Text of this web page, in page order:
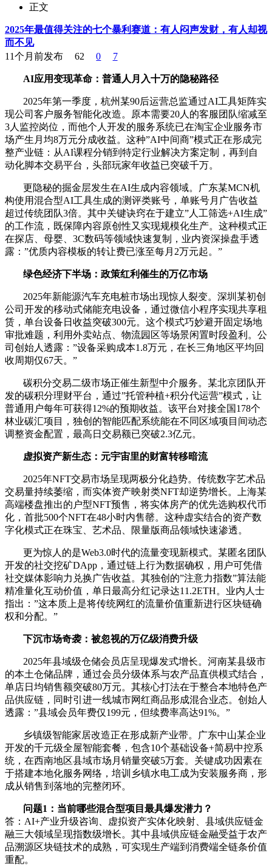
正文
2025年最值得关注的七个暴利赛道：有人闷声发财，有人却视
而不见
11个月前发布
62 0 7
AI应用变现革命：普通人月入十万的隐秘路径
2025年第一季度，杭州某90后运营总监通过AI工具矩阵实
现公司客户服务智能化改造。原本需要20人的客服团队缩减至
3人监控岗位，而他个人开发的服务系统已在淘宝企业服务市
场产生月均8万元分成收益。这种”AI中间商”模式正在形成完
整产业链：从AI课程分销到特定行业解决方案定制，再到自
动化脚本交易平台，头部玩家年收益已突破千万。
更隐秘的掘金层发生在AI生成内容领域。广东某MCN机
构使用混合型AI工具生成的测评类账号，单账号月广告收益
超过传统团队3倍。其中关键诀窍在于建立”人工筛选+AI生成”
的工作流，既保障内容原创性又实现规模化生产。这种模式正
在探店、母婴、3C数码等领域快速复制，业内资深操盘手透
露：”优质内容模板的转让费已涨至每月2万元起。”
绿色经济下半场：政策红利催生的万亿市场
2025年新能源汽车充电桩市场出现惊人裂变。深圳某初创
公司开发的移动式储能充电设备，通过微信小程序实现共享租
赁，单台设备日收益突破300元。这个模式巧妙避开固定场地
审批难题，利用外卖站点、物流园区等场景闲置时段盈利。公
司创始人透露：”设备采购成本1.8万元，在长三角地区平均回
收周期仅67天。”
碳积分交易二级市场正催生新型中介服务。某北京团队开
发的碳积分理财平台，通过”托管种植+积分代运营”模式，让
普通用户每年可获得12%的预期收益。该平台对接全国178个
林业碳汇项目，独创的智能匹配系统能在不同区域项目间动态
调整资金配置，最高日交易额已突破2.3亿元。
虚拟资产新生态：元宇宙里的财富转移暗流
2025年NFT交易市场呈现两极分化趋势。传统数字艺术品
交易量持续萎缩，而实体资产映射类NFT却逆势增长。上海某
高端楼盘推出的户型NFT预售，将实体房产的优先选购权代币
化，首批500个NFT在48小时内售罄。这种虚实结合的资产数
字化模式正在珠宝、艺术品、限量版商品领域快速渗透。
更为惊人的是Web3.0时代的流量变现新模式。某匿名团队
开发的社交挖矿DApp，通过链上行为数据确权，用户可凭借
社交媒体影响力兑换广告收益。其独创的”注意力指数”算法能
精准量化互动价值，单日最高分红记录达11.2ETH。业内人士
指出：”这本质上是将传统网红的流量价值重新进行区块链确
权和分配。”
下沉市场奇袭：被忽视的万亿级消费升级
2025年县域级仓储会员店呈现爆发式增长。河南某县级市
的本土仓储品牌，通过会员分级体系与农产品直供模式结合，
单店日均销售额突破80万元。其核心打法在于整合本地特色产
品供应链，同时引进一线城市网红商品形成混合业态。创始人
透露：”县域会员年费仅199元，但续费率高达91%。”
乡镇级智能家居改造正在形成新产业带。广东中山某企业
开发的千元级全屋智能套餐，包含10个基础设备+简易中控系
统，在西南地区县域市场月销量突破5万套。关键成功因素在
于搭建本地化服务网络，培训乡镇水电工成为安装服务商，形
成从销售到落地的完整闭环。
问题1：当前哪些混合型项目最具爆发潜力？
答：AI+产业升级咨询、虚拟资产实体化映射、县域供应链金
融三大领域呈现指数级增长。其中县域供应链金融受益于农产
品溯源区块链技术的成熟，可实现生产端到消费端全链条价值
重配。